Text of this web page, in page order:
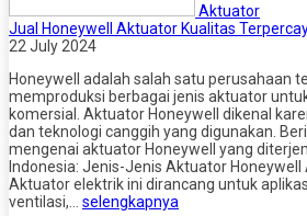
Aktuator
Jual Honeywell Aktuator Kualitas
22 July 2024
Honeywell adalah salah satu perusahaan
memproduksi berbagai jenis aktuator
komersial. Aktuator Honeywell dikenal
dan teknologi canggih yang digunakan.
mengenai aktuator Honeywell yang
Indonesia: Jenis-Jenis Aktuator Honeywell
Aktuator elektrik ini dirancang untuk
ventilasi,… selengkapnya